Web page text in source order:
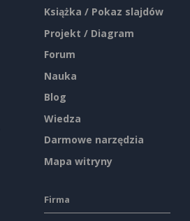
Książka / Pokaz slajdów
Projekt / Diagram
Forum
Nauka
Blog
Wiedza
Darmowe narzędzia
Mapa witryny
Firma